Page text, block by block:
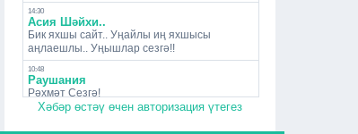
Хәбәр өстәү өчен авторизация үтегез